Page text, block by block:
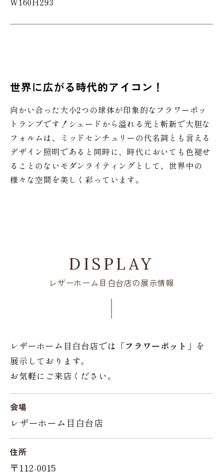
世界に広がる時代的アイコン！
向かい合った大小2つの球体が印象的なフラワーポッ
トランプです！シェードから溢れる光と斬新で大胆な
フォルムは、ミッドセンチュリーの代名詞とも言える
デザイン照明であると同時に、時代においても色褪せ
ることのないモダンライティングとして、世界中の
様々な空間を美しく彩っています。
DISPLAY
レザーホーム目白台店の展示情報
レザーホーム目白台店では「フラワーポット 」を
展示しております。
お気軽にご来店ください。
会場
レザーホーム目白台店
住所
〒112-0015